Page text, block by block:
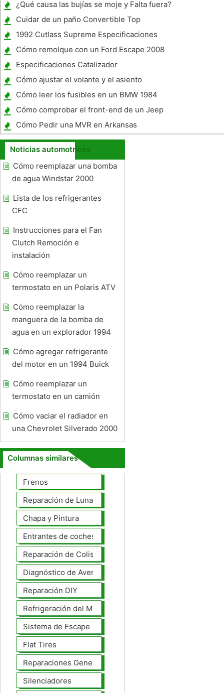
¿Qué causa las bujías se moje y Falta fuera?
Cuidar de un paño Convertible Top
1992 Cutlass Supreme Especificaciones
Cómo remolque con un Ford Escape 2008
Especificaciones Catalizador
Cómo ajustar el volante y el asiento
Cómo leer los fusibles en un BMW 1984
BMW 318I
Cómo comprobar el front-end de un Jeep
Cherokee
Cómo Pedir una MVR en Arkansas
Noticias automotrices
Cómo reemplazar una bomba
de agua Windstar 2000
Lista de los refrigerantes
CFC
Instrucciones para el Fan
Clutch Remoción e
instalación
Cómo reemplazar un
termostato en un Polaris ATV
Cómo reemplazar la
manguera de la bomba de
agua en un explorador 1994
Cómo agregar refrigerante
del motor en un 1994 Buick
Cómo reemplazar un
termostato en un camión
Cómo vaciar el radiador en
una Chevrolet Silverado 2000
Columnas similares
Frenos
Reparación de Lunas
Chapa y Pintura
Entrantes de coches
Reparación de Colisiones
Diagnóstico de Averías
Reparación DIY
Refrigeración del Motor
Sistema de Escape
Flat Tires
Reparaciones Generales
Silenciadores